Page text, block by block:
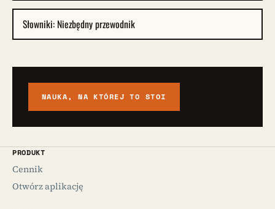
Słowniki: Niezbędny przewodnik
NAUKA, NA KTÓREJ TO STOI
PRODUKT
Cennik
Otwórz aplikację